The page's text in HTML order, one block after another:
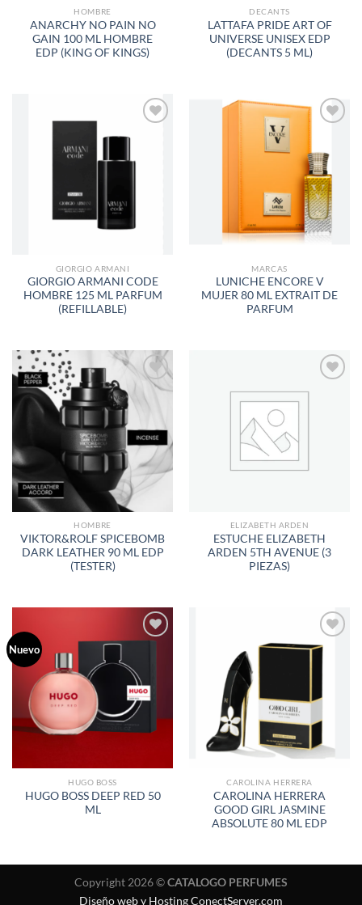
HOMBRE
ANARCHY NO PAIN NO
GAIN 100 ML HOMBRE
EDP (KING OF KINGS)
DECANTS
LATTAFA PRIDE ART OF
UNIVERSE UNISEX EDP
(DECANTS 5 ML)
AÑADIR
LISTA
GIORGIO ARMANI
GIORGIO ARMANI CODE
HOMBRE 125 ML PARFUM
(REFILLABLE)
AÑADIR
A LA
LISTA
DE
DESEOS
MARCAS
LUNICHE ENCORE V
MUJER 80 ML EXTRAIT DE
PARFUM
AÑADIR
A LA
LISTA
DE
DESEOS
HOMBRE
VIKTOR&ROLF SPICEBOMB
DARK LEATHER 90 ML EDP
(TESTER)
AÑADIR
ELIZABETH ARDEN
ESTUCHE ELIZABETH
ARDEN 5TH AVENUE (3
PIEZAS)
Nuevo
A LA
LISTA
DE
DESEOS
HUGO BOSS
HUGO BOSS DEEP RED 50
ML
AÑADIR
DESEOS
CAROLINA HERRERA
CAROLINA HERRERA
GOOD GIRL JASMINE
ABSOLUTE 80 ML EDP
Copyright 2026 ©CATALOGO PERFUMES
Diseño web y Hosting ConectServer.com